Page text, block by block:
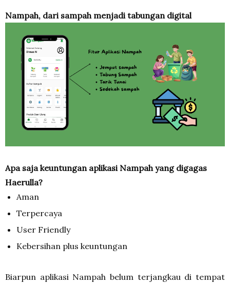
Nampah, dari sampah menjadi tabungan digital
Apa saja keuntungan aplikasi Nampah yang digagas
Haerulla?
Aman
Terpercaya
User Friendly
Kebersihan plus keuntungan
Biarpun aplikasi Nampah belum terjangkau di tempat